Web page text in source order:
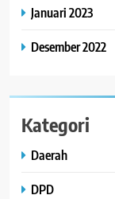
Januari 2023
Desember 2022
Kategori
Daerah
DPD